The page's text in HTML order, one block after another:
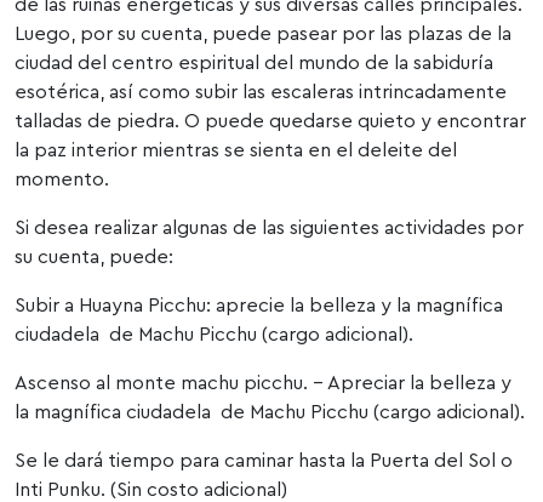
de las ruinas energéticas y sus diversas calles principales.
Luego, por su cuenta, puede pasear por las plazas de la
ciudad del centro espiritual del mundo de la sabiduría
esotérica, así como subir las escaleras intrincadamente
talladas de piedra. O puede quedarse quieto y encontrar
la paz interior mientras se sienta en el deleite del
momento.
Si desea realizar algunas de las siguientes actividades por
su cuenta, puede:
Subir a Huayna Picchu: aprecie la belleza y la magnífica
ciudadela de Machu Picchu (cargo adicional).
Ascenso al monte machu picchu. – Apreciar la belleza y
la magnífica ciudadela de Machu Picchu (cargo adicional).
Se le dará tiempo para caminar hasta la Puerta del Sol o
Inti Punku. (Sin costo adicional)